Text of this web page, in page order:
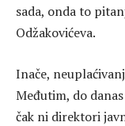
sada, onda to
Odžakovićeva.
Inače,
Međutim, do
čak ni direktori